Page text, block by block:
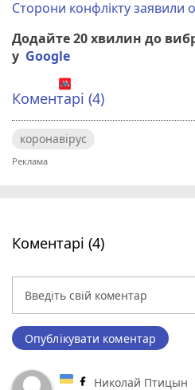
Сторони конфлікту заявили
Додайте 20 хвилин до
у Google
Коментарі (4)
коронавірус
Коментарі (4)
Опублікувати коментар
Николай Птицын